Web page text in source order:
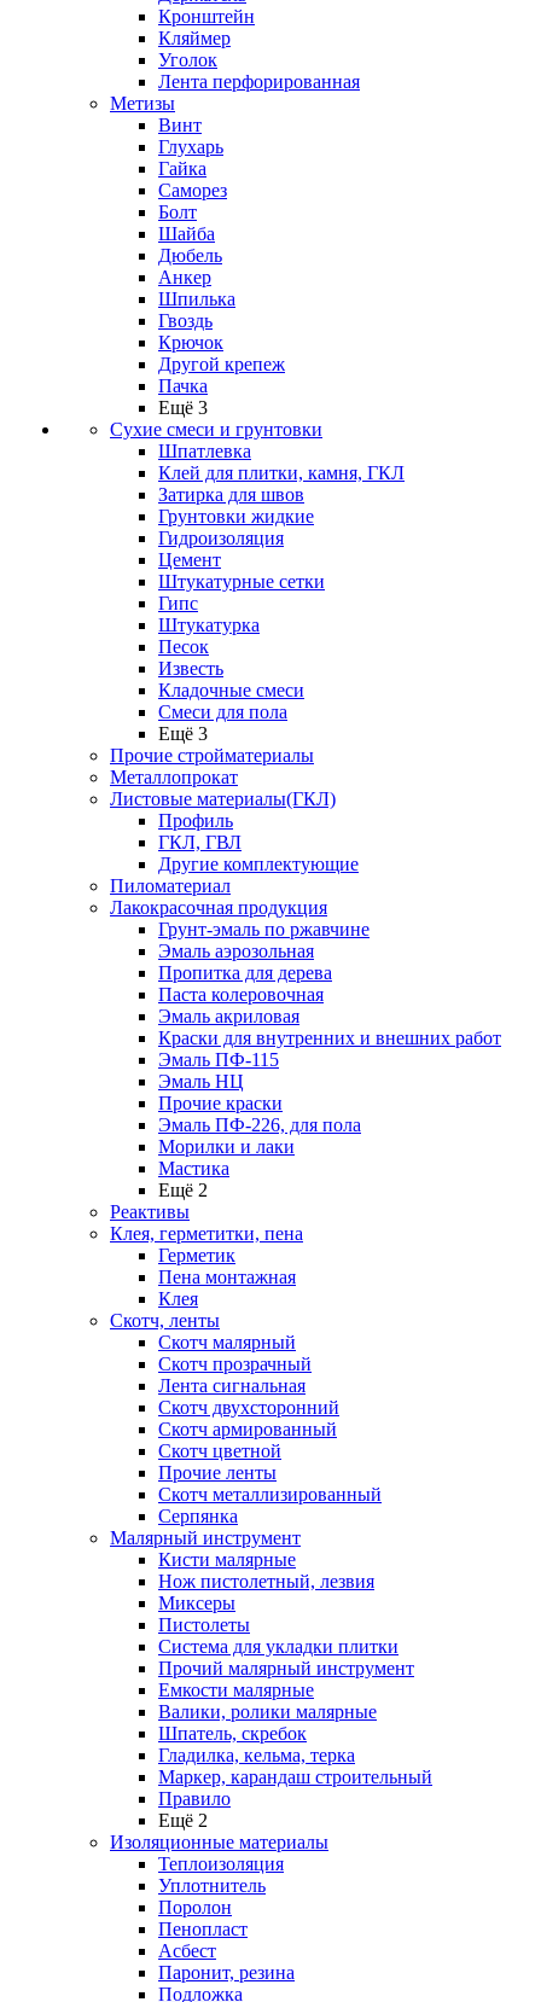
Кронштейн
Кляймер
Уголок
Лента перфорированная
Метизы
Винт
Глухарь
Гайка
Саморез
Болт
Шайба
Дюбель
Анкер
Шпилька
Гвоздь
Крючок
Другой крепеж
Пачка
Ещё 3
Сухие смеси и грунтовки
Шпатлевка
Клей для плитки, камня, ГКЛ
Затирка для швов
Грунтовки жидкие
Гидроизоляция
Цемент
Штукатурные сетки
Гипс
Штукатурка
Песок
Известь
Кладочные смеси
Смеси для пола
Ещё 3
Прочие стройматериалы
Металлопрокат
Листовые материалы(ГКЛ)
Профиль
ГКЛ, ГВЛ
Другие комплектующие
Пиломатериал
Лакокрасочная продукция
Грунт-эмаль по ржавчине
Эмаль аэрозольная
Пропитка для дерева
Паста колеровочная
Эмаль акриловая
Краски для внутренних и внешних работ
Эмаль ПФ-115
Эмаль НЦ
Прочие краски
Эмаль ПФ-226, для пола
Морилки и лаки
Мастика
Ещё 2
Реактивы
Клея, герметитки, пена
Герметик
Пена монтажная
Клея
Скотч, ленты
Скотч малярный
Скотч прозрачный
Лента сигнальная
Скотч двухсторонний
Скотч армированный
Скотч цветной
Прочие ленты
Скотч металлизированный
Серпянка
Малярный инструмент
Кисти малярные
Нож пистолетный, лезвия
Миксеры
Пистолеты
Система для укладки плитки
Прочий малярный инструмент
Емкости малярные
Валики, ролики малярные
Шпатель, скребок
Гладилка, кельма, терка
Маркер, карандаш строительный
Правило
Ещё 2
Изоляционные материалы
Теплоизоляция
Уплотнитель
Поролон
Пенопласт
Асбест
Паронит, резина
Подложка